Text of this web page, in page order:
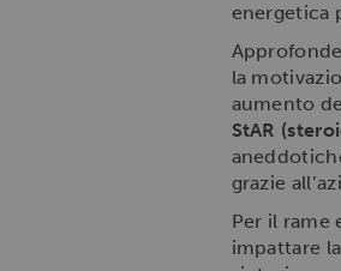
energetica
la
aumento
StAR
grazie
Per il
impattare